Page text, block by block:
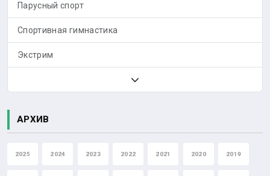
Парусный спорт
Спортивная гимнастика
Экстрим
АРХИВ
2025 2024 2023 2022 2021 2020 2019